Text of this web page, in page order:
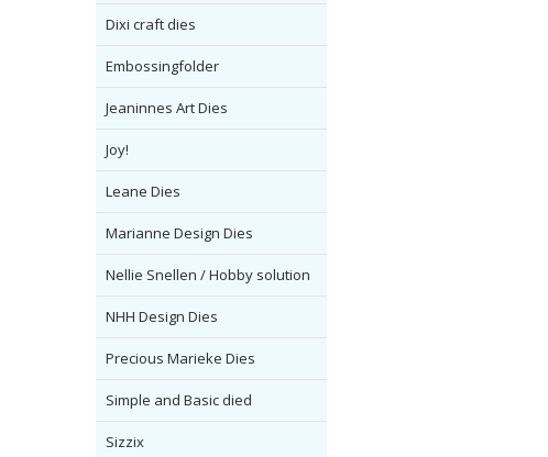
Dixi craft dies
Embossingfolder
Jeaninnes Art Dies
Joy!
Leane Dies
Marianne Design Dies
Nellie Snellen / Hobby solution
NHH Design Dies
Precious Marieke Dies
Simple and Basic died
Sizzix